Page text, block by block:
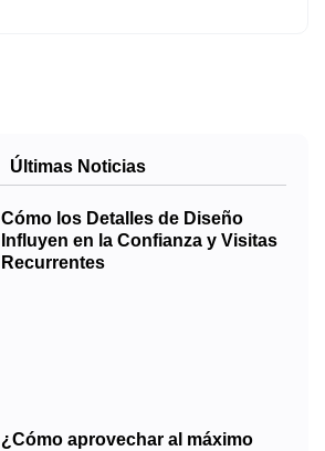
Últimas Noticias
Cómo los Detalles de Diseño
Influyen en la Confianza y Visitas
Recurrentes
¿Cómo aprovechar al máximo